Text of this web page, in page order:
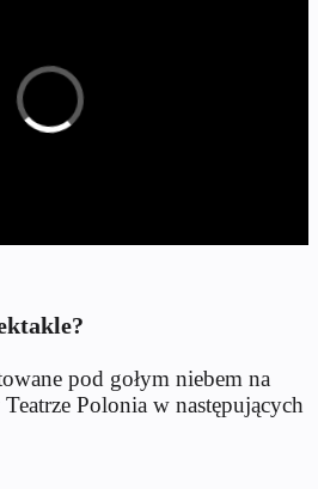
pod gołym niebem na
Polonia w następujących